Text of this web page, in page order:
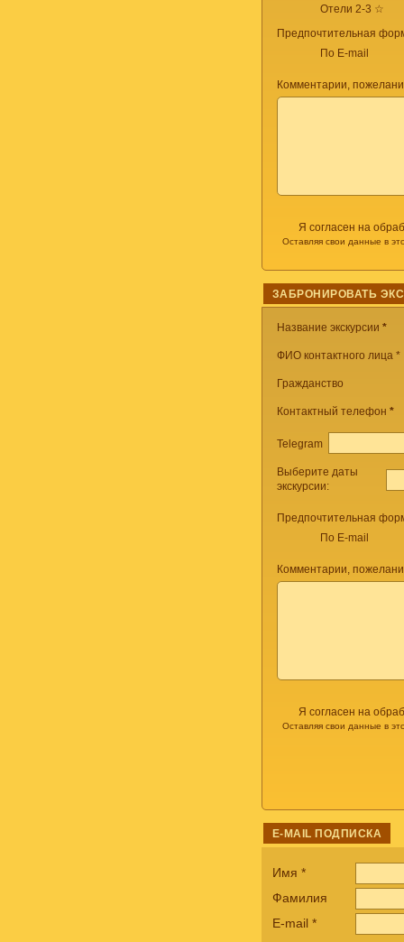
Отели 2-3 ☆
Предпочтительная
По E-mail
Комментарии,
Я согласен на
Оставляя свои данные в
ЗАБРОНИРОВАТЬ
Название экскурсии *
ФИО контактного лица *
Гражданство
Контактный телефон *
Telegram
Выберите даты
экскурсии:
Предпочтительная
По E-mail
Комментарии,
Я согласен на
Оставляя свои данные в
E-MAIL ПОДПИСКА
Имя *
Фамилия
E-mail *